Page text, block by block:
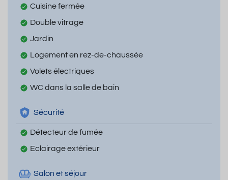
Cuisine fermée
Double vitrage
Jardin
Logement en rez-de-chaussée
Volets électriques
WC dans la salle de bain
Sécurité
Détecteur de fumée
Eclairage extérieur
Salon et séjour